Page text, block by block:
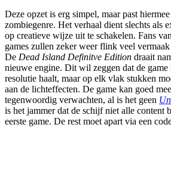
Deze opzet is erg simpel, maar past
zombiegenre. Het verhaal dient slechts als
op creatieve wijze uit te schakelen. Fans
games zullen zeker weer flink veel
De Dead Island Definitve Edition draait
nieuwe engine. Dit wil zeggen dat de game
resolutie haalt, maar op elk vlak stukken
aan de lichteffecten. De game kan goed
tegenwoordig verwachten, al is het geen
is het jammer dat de schijf niet alle content
eerste game. De rest moet apart via een